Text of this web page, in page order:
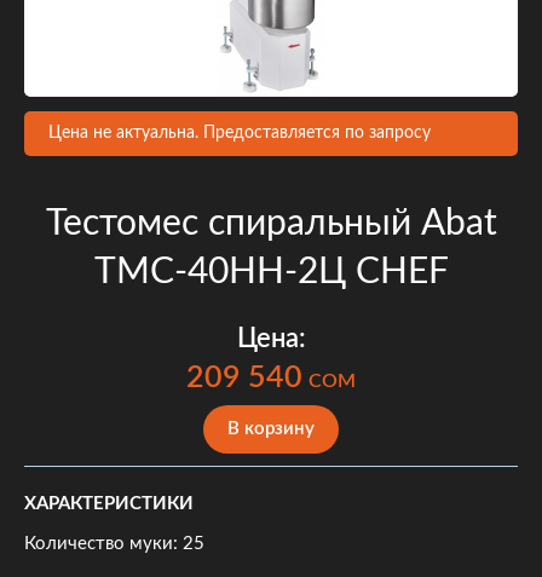
Цена не актуальна. Предоставляется по запросу
Тестомес спиральный Abat
ТМС-40НН-2Ц CHEF
Цена:
209 540 COM
В корзину
ХАРАКТЕРИСТИКИ
Количество муки: 25